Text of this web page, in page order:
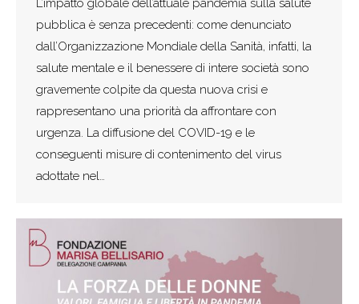
L’impatto globale dell’attuale pandemia sulla salute
pubblica è senza precedenti: come denunciato
dall’Organizzazione Mondiale della Sanità, infatti, la
salute mentale e il benessere di intere società sono
gravemente colpite da questa nuova crisi e
rappresentano una priorità da affrontare con
urgenza. La diffusione del COVID-19 e le
conseguenti misure di contenimento del virus
adottate nel…